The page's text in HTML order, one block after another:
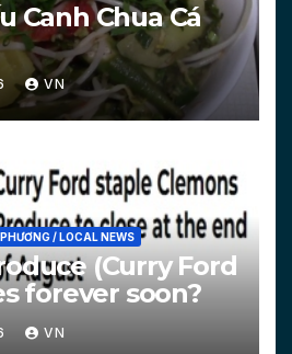
Canh Chua Cá
VN
/ LOCAL NEWS
(Curry Ford
forever soon?
VN